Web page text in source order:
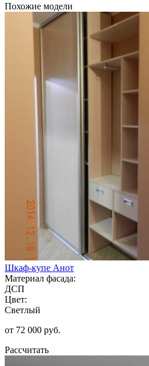
Похожие модели
Шкаф-купе Анот
Материал фасада:
ДСП
Цвет:
Светлый
от 72 000 руб.
Рассчитать